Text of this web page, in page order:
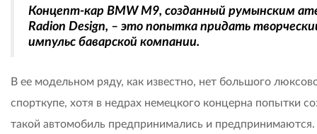
Концепт-кар BMW М9, созданный румынским
Radion Design, – это попытка придать
импульс баварской компании.
В ее модельном ряду, как известно, нет большого
спорткупе, хотя в недрах немецкого концерна попытки
такой автомобиль предпринимались и предпринимаются.